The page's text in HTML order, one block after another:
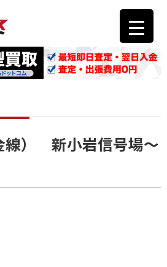
線） 新小岩信号場〜